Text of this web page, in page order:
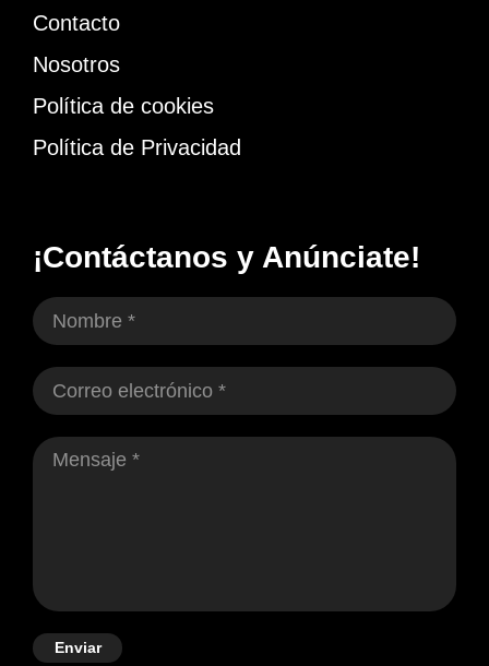
Contacto
Nosotros
Política de cookies
Política de Privacidad
¡Contáctanos y Anúnciate!
Enviar